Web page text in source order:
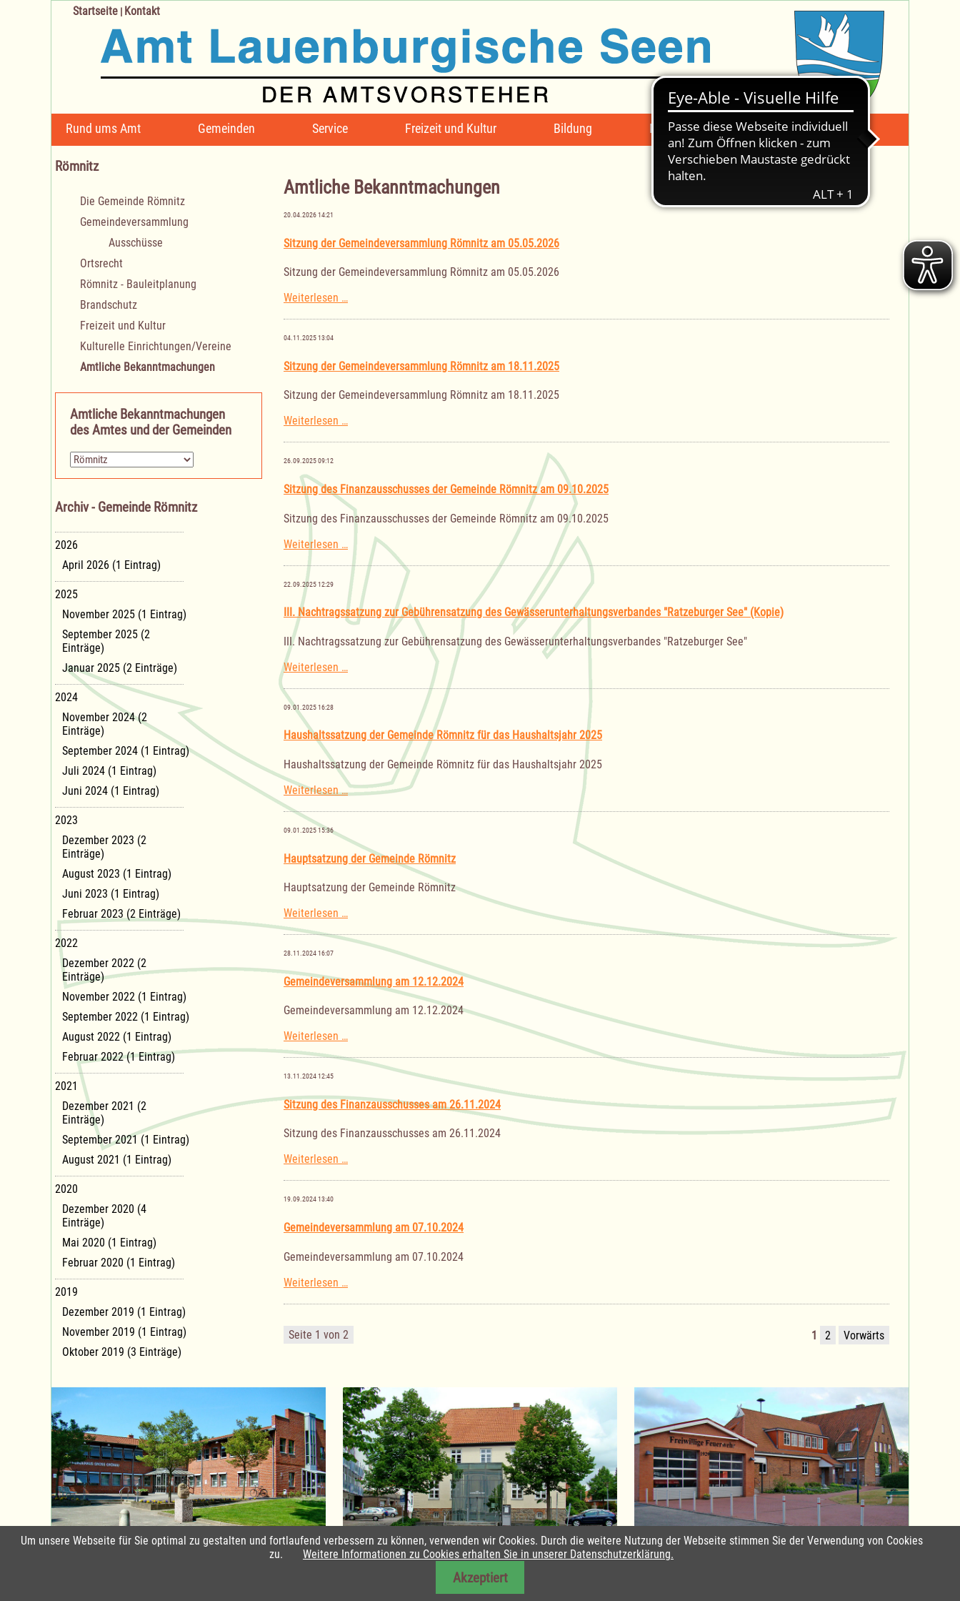
Navigation
überspringen
Rund ums Amt Gemeinden Service Freizeit und Kultur Bildung Mängelmeldung Suche -
Startseite | Kontakt
Amtliche Bekanntmachungen
20.04.2026 14:21
Sitzung der Gemeindeversammlung Römnitz am 05.05.2026
Sitzung der Gemeindeversammlung Römnitz am 05.05.2026
Weiterlesen …Sitzung
05.05.2026
04.11.2025 13:04
Sitzung der Gemeindeversammlung Römnitz am 18.11.2025
Sitzung der Gemeindeversammlung Römnitz am 18.11.2025
Weiterlesen …Sitzung
18.11.2025
26.09.2025 09:12
Sitzung des Finanzausschusses der Gemeinde Römnitz am 09.10.2025
Sitzung des Finanzausschusses der Gemeinde Römnitz am 09.10.2025
Weiterlesen … Sitzung
des
Finanzausschusses
der
Gemeinde
Römnitz
am
09.10.2025
22.09.2025 12:29
III. Nachtragssatzung zur Gebührensatzung des Gewässerunterhaltungsverbandes "Ratzeburger See" (Kopie)
III. Nachtragssatzung zur Gebührensatzung des Gewässerunterhaltungsverbandes "Ratzeburger See"
Weiterlesen …
zur
Gebührensatzung
Gewässerunterhaltungsverbandes
"Ratzeburger
See"
(Kopie)
09.01.2025 16:28
Haushaltssatzung der Gemeinde Römnitz für das Haushaltsjahr 2025
Haushaltssatzung der Gemeinde Römnitz für das Haushaltsjahr 2025
Weiterlesen …Haushaltssatzung
Gemeinde
für
das
Haushaltsjahr
2025
09.01.2025 15:36
Hauptsatzung der Gemeinde Römnitz
Hauptsatzung der Gemeinde Römnitz
Weiterlesen …Hauptsatzung
Gemeinde
Römnitz
28.11.2024 16:07
Gemeindeversammlung am 12.12.2024
Gemeindeversammlung am 12.12.2024
Weiterlesen …Gemeindeversammlung
12.12.2024
13.11.2024 12:45
Sitzung des Finanzausschusses am 26.11.2024
Sitzung des Finanzausschusses am 26.11.2024
Weiterlesen …Sitzung
19.09.2024 13:40
Gemeindeversammlung am 07.10.2024
Gemeindeversammlung am 07.10.2024
Weiterlesen …
07.10.2024
Seite 1 von 2
1 2 Vorwärts
Römnitz
Navigation
überspringen
Die Gemeinde Römnitz
Gemeindeversammlung
Ausschüsse
Ortsrecht
Römnitz - Bauleitplanung
Brandschutz
Freizeit und Kultur
Kulturelle Einrichtungen/Vereine
Amtliche Bekanntmachungen
Amtliche Bekanntmachungen
des Amtes und der Gemeinden
Zielseite
Archiv - Gemeinde Römnitz
2026
April 2026 (1 Eintrag)
2025
November 2025 (1 Eintrag)
September 2025 (2
Einträge)
Januar 2025 (2 Einträge)
2024
November 2024 (2
Einträge)
September 2024 (1 Eintrag)
Juli 2024 (1 Eintrag)
Juni 2024 (1 Eintrag)
2023
Dezember 2023 (2
Einträge)
August 2023 (1 Eintrag)
Juni 2023 (1 Eintrag)
Februar 2023 (2 Einträge)
2022
Dezember 2022 (2
Einträge)
November 2022 (1 Eintrag)
September 2022 (1 Eintrag)
August 2022 (1 Eintrag)
Februar 2022 (1 Eintrag)
2021
Dezember 2021 (2
Einträge)
September 2021 (1 Eintrag)
August 2021 (1 Eintrag)
2020
Dezember 2020 (4
Einträge)
Mai 2020 (1 Eintrag)
Februar 2020 (1 Eintrag)
2019
Dezember 2019 (1 Eintrag)
November 2019 (1 Eintrag)
Oktober 2019 (3 Einträge)
Standort Groß Grönau Amtsverwaltung Lauenburgische Seen Standort Sterley
Daten-Schutz in Leichte Sprache
Copyright © 2026 Amt Lauenburgische Seen | Alle Rechte vorbehalten | Realisierung
Um unsere Webseite für Sie optimal zu gestalten und fortlaufend verbessern zu können, verwenden wir Cookies. Durch die weitere Nutzung der Webseite stimmen Sie der Verwendung von Cookies
zu.
Weitere Informationen zu Cookies erhalten Sie in unserer Datenschutzerklärung.
Akzeptiert